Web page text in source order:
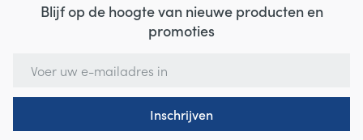
Blijf op de hoogte van nieuwe producten en
promoties
Inschrijven